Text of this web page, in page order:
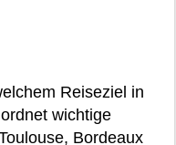
Reiseziel in
wichtige
Bordeaux